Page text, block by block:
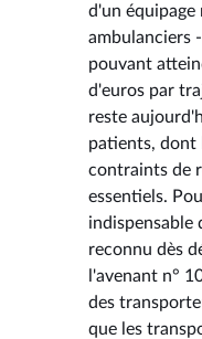
d'un
ambulanciers
pouvant
d'euros par
reste
patients, dont
contraints de
essentiels.
indispensable
reconnu dès
l'avenant n°
des
que les